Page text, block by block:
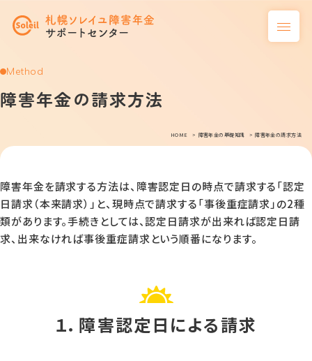
Method
障害年金の請求方法
HOME 障害年金の基礎知識 障害年金の請求方法
障害年金を請求する方法は、障害認定日の時点で請求する「認定
日請求（本来請求）」と、現時点で請求する「事後重症請求」の2種
類があります。手続きとしては、認定日請求が出来れば認定日請
求、出来なければ事後重症請求という順番になります。
１．障害認定日による請求